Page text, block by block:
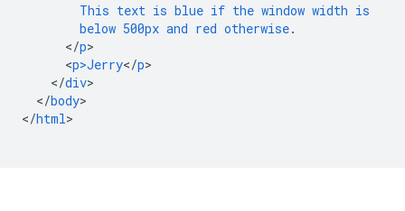
This text is blue if the window width is
below 500px and red otherwise.
</p
<p>Jerry</p
</div
</body>
</html>